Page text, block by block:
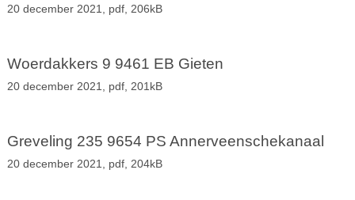
20 december 2021, pdf, 206kB
Woerdakkers 9 9461 EB Gieten
20 december 2021, pdf, 201kB
Greveling 235 9654 PS Annerveenschekanaal
20 december 2021, pdf, 204kB